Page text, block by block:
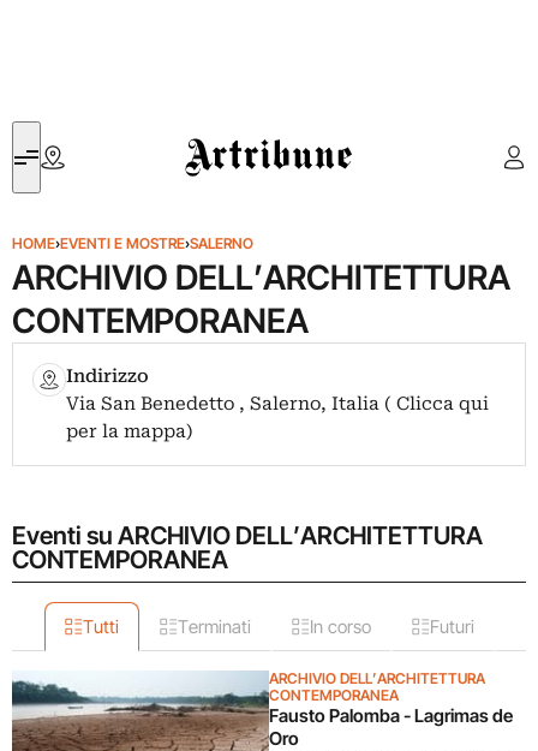
Artribune
HOME›EVENTI E MOSTRE›SALERNO
ARCHIVIO DELL’ARCHITETTURA
CONTEMPORANEA
Indirizzo
Via San Benedetto , Salerno, Italia ( Clicca qui
per la mappa)
Eventi su ARCHIVIO DELL’ARCHITETTURA
CONTEMPORANEA
Tutti Terminati In corso Futuri
ARCHIVIO DELL’ARCHITETTURA
CONTEMPORANEA
Fausto Palomba - Lagrimas de
Oro